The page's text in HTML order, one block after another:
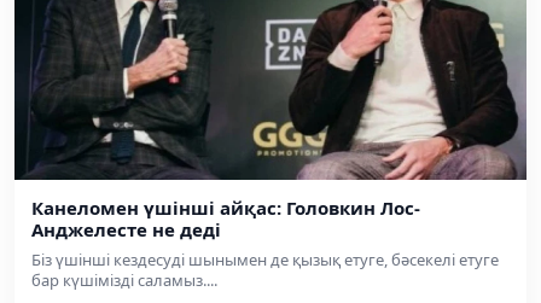
Канеломен үшінші айқас: Головкин Лос-
Анджелесте не деді
Біз үшінші кездесуді шынымен де қызық етуге, бәсекелі етуге
бар күшімізді саламыз....